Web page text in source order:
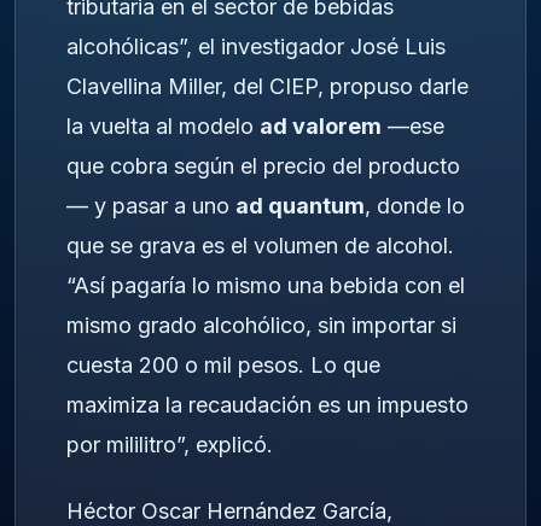
tributaria en el sector de bebidas
alcohólicas”, el investigador José Luis
Clavellina Miller, del CIEP, propuso darle
la vuelta al modelo ad valorem —ese
que cobra según el precio del producto
— y pasar a uno ad quantum, donde lo
que se grava es el volumen de alcohol.
“Así pagaría lo mismo una bebida con el
mismo grado alcohólico, sin importar si
cuesta 200 o mil pesos. Lo que
maximiza la recaudación es un impuesto
por mililitro”, explicó.
Héctor Oscar Hernández García,